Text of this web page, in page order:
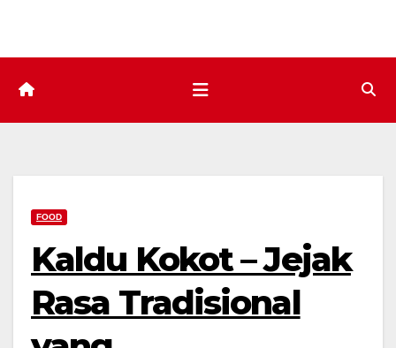
FOOD
Kaldu Kokot – Jejak
Rasa Tradisional